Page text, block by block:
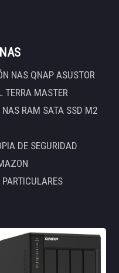
NAS QNAP ASUSTOR
TERRA MASTER
NAS RAM SATA SSD M2
DE SEGURIDAD